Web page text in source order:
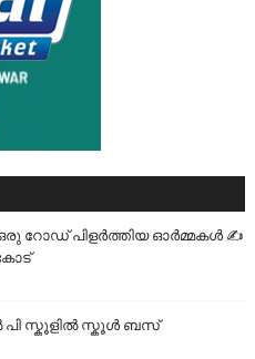
റോഡ് പിളർത്തിയ ഓർമ്മകൾ ✍️
പി സ്കൂളിൽ സ്കൂൾ ബസ്